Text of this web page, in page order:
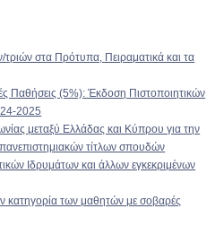
στα Πρότυπα, Πειραματικά και τα
Παθήσεις (5%): Έκδοση Πιστοποιητικών
2025
μεταξύ Ελλάδας και Κύπρου για την
τίτλων σπουδών
Ιδρυμάτων και άλλων εγκεκριμένων
κατηγορία των μαθητών με σοβαρές